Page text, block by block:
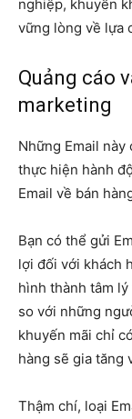
nghiệp, khuyến
vững lòng về lựa
Quảng cáo
marketing
Những Email
thực hiện hành
Email về bán
Bạn có thể gửi
lợi đối với khách
hình thành tâm
so với những
khuyến mãi chỉ
hàng sẽ gia tăng
Thậm chí, loại